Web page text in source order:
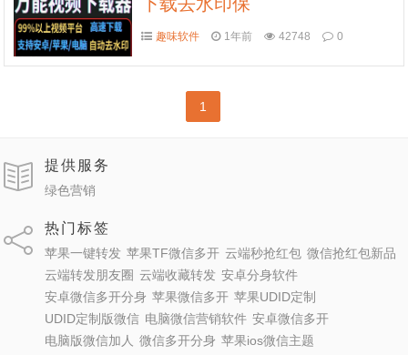
趣味软件 1年前 42748 0
1
提供服务
绿色营销
热门标签
苹果一键转发 苹果TF微信多开 云端秒抢红包 微信抢红包新品
云端转发朋友圈 云端收藏转发 安卓分身软件
安卓微信多开分身 苹果微信多开 苹果UDID定制
UDID定制版微信 电脑微信营销软件 安卓微信多开
电脑版微信加人 微信多开分身 苹果ios微信主题